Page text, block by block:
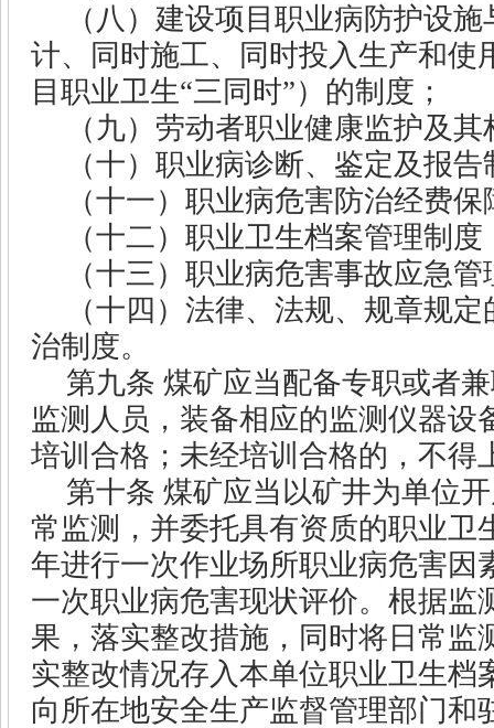
（八）建设项目职业病防护设
计、同时施工、同时投入生产和使
目职业卫生“三同时”）的制度；
（九）劳动者职业健康监护及
（十）职业病诊断、鉴定及报告
（十一）职业病危害防治经费
（十二）职业卫生档案管理制度
（十三）职业病危害事故应急
（十四）法律、法规、规章规
治制度。
第九条 煤矿应当配备专职或者
监测人员，装备相应的监测仪器设
培训合格；未经培训合格的，不得
第十条 煤矿应当以矿井为单位
常监测，并委托具有资质的职业卫
年进行一次作业场所职业病危害因
一次职业病危害现状评价。根据监
果，落实整改措施，同时将日常监
实整改情况存入本单位职业卫生档
向所在地安全生产监督管理部门和